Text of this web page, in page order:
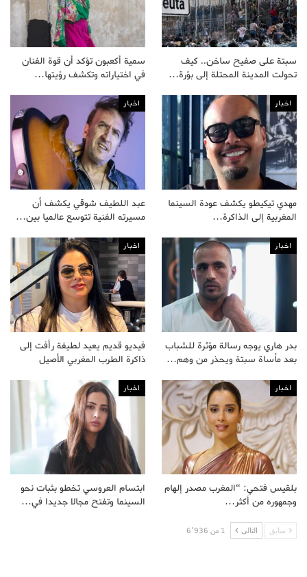
سبتة على صفيح ساخن.. كيف
تحولت المدينة المحتلة إلى بؤرة…
سمية أكعبون تؤكد أن قوة الفنان
في اختياراته وتكشف رؤيتها…
اخبار
مهدي تيكيطو يكشف عودة السينما
المغربية إلى الذاكرة…
اخبار
عبد اللطيف شوقي يكشف أن
مسيرته الفنية تتوسع عالميا بين…
اخبار
بدر هاري يوجه رسالة مؤثرة للشباب
بعد مأساة سبتة ويحذر من وهم…
اخبار
فيديو قديم يعيد لطيفة رأفت إلى
ذاكرة الطرب المغربي الأصيل
اخبار
بلقيس فتحي: “المغرب مصدر إلهام
وجمهوره من أكثر…
اخبار
ابتسام العروسي تخطو بثبات نحو
السينما وتفتح مجالا جديدا في…
سابق التالى 1 من 6٬936